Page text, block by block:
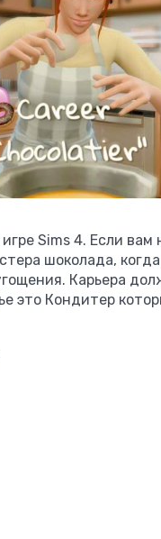
Sims 4. Если вам
шоколада,
Карьера
это Кондитер